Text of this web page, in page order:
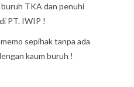
TKA dan penuhi
PT. IWIP !
sepihak tanpa ada
kaum buruh !